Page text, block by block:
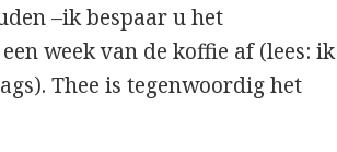
–ik bespaar u het
week van de koffie af (lees: ik
Thee is tegenwoordig het